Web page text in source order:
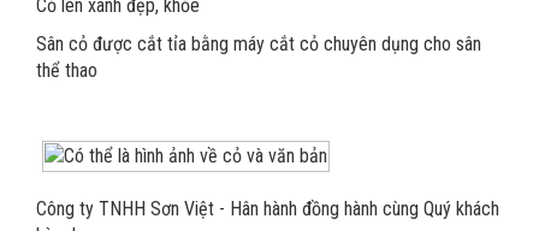
Cỏ lên xanh đẹp, khỏe
Sân cỏ được cắt tỉa bằng máy cắt cỏ chuyên dụng cho sân
thể thao
Công ty TNHH Sơn Việt - Hân hành đồng hành cùng Quý khách